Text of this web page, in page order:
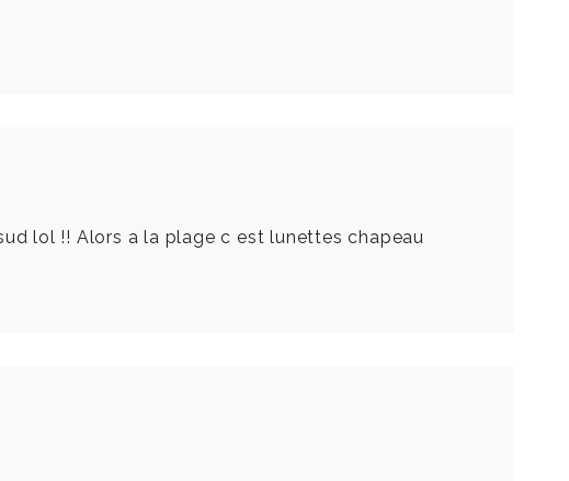
lol !! Alors a la plage c est lunettes chapeau